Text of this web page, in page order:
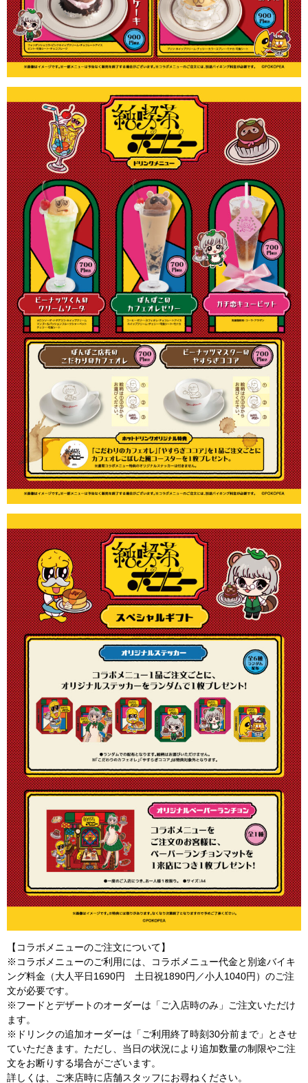
【コラボメニューのご注文について】
※コラボメニューのご利用には、コラボメニュー代金と別途バイキ
ング料金（大人平日1690円 土日祝1890円／小人1040円）のご注
文が必要です。
※フードとデザートのオーダーは「ご入店時のみ」ご注文いただけ
ます。
※ドリンクの追加オーダーは「ご利用終了時刻30分前まで」とさせ
ていただきます。ただし、当日の状況により追加数量の制限やご注
文をお断りする場合がございます。
詳しくは、ご来店時に店舗スタッフにお尋ねください。